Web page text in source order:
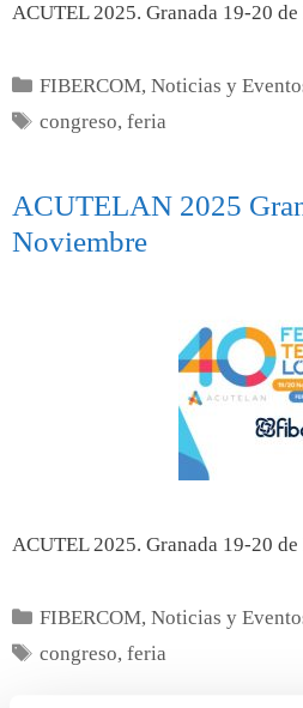
ACUTEL 2025. Granada 19-20
FIBERCOM,Noticias y
congreso,feria
ACUTELAN 2025
Noviembre
ACUTEL 2025. Granada 19-20
FIBERCOM,Noticias y
congreso,feria